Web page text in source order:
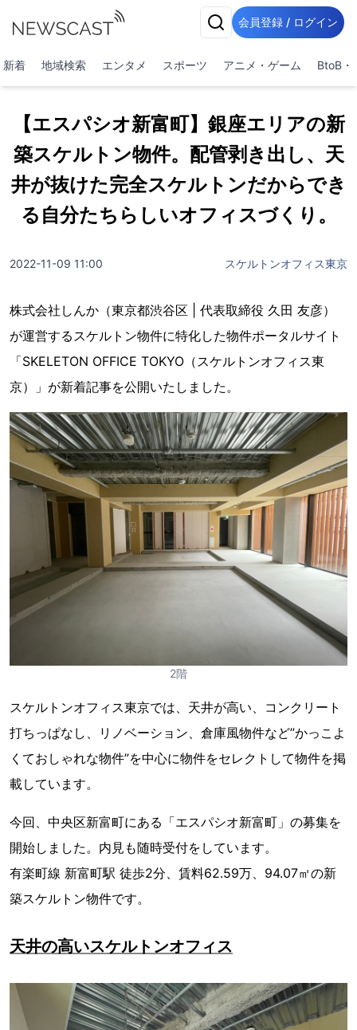
会員登録 / ログイン
新着 地域検索 エンタメ スポーツ アニメ・ゲーム BtoB・
【エスパシオ新富町】銀座エリアの新
築スケルトン物件。配管剥き出し、天
井が抜けた完全スケルトンだからでき
る自分たちらしいオフィスづくり。
2022-11-09 11:00 スケルトンオフィス東京
株式会社しんか（東京都渋谷区 | 代表取締役 久田 友彦）
が運営するスケルトン物件に特化した物件ポータルサイト
「SKELETON OFFICE TOKYO（スケルトンオフィス東
京）」が新着記事を公開いたしました。
2階
スケルトンオフィス東京では、天井が高い、コンクリート
打ちっぱなし、リノベーション、倉庫風物件など”かっこよ
くておしゃれな物件”を中心に物件をセレクトして物件を掲
載しています。
今回、中央区新富町にある「エスパシオ新富町」の募集を
開始しました。内見も随時受付をしています。
有楽町線 新富町駅 徒歩2分、賃料62.59万、94.07㎡の新
築スケルトン物件です。
天井の高いスケルトンオフィス